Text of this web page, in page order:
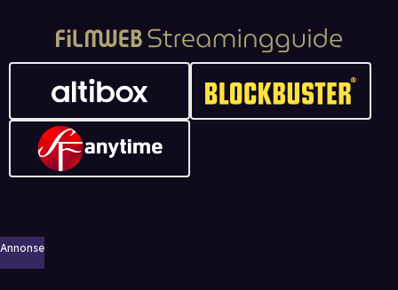
Annonse